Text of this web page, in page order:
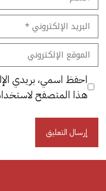
البريد
الإلكتروني
الموقع
الإلكتروني
احفظ اسمي، بريدي
هذا المتصفح